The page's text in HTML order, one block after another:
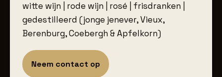
witte wijn | rode wijn | rosé | frisdranken |
gedestilleerd (jonge jenever, Vieux,
Berenburg, Coebergh & Apfelkorn)
Neem contact op